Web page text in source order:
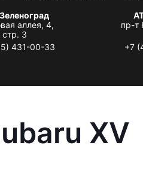
аллея, 4,
стр. 3
431-00-33
пр-т
+7
XV